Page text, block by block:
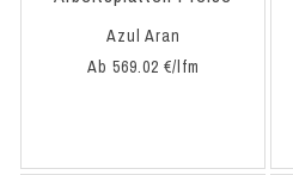
Azul Aran
Ab 569.02 €/lfm